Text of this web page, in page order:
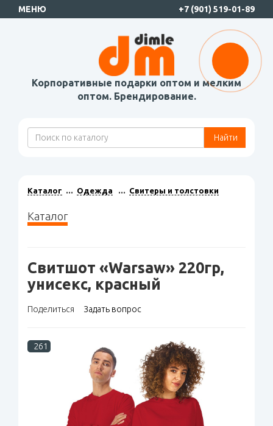
МЕНЮ +7 (901) 519-01-89
Корпоративные подарки оптом и мелким
оптом. Брендирование.
Найти
Каталог Одежда Свитеры и толстовки
Каталог
Свитшот «Warsaw» 220гр,
унисекс, красный
Поделиться Задать вопрос
261